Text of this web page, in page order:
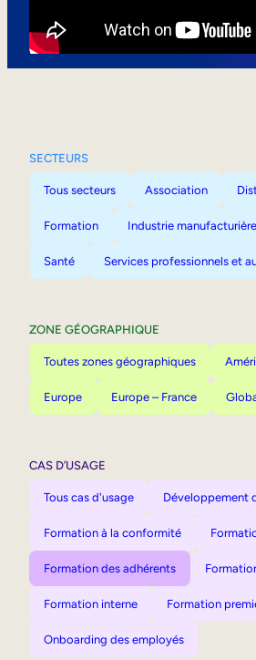
SECTEURS
Tous secteurs Association
Formation Industrie manufacturière
Santé Services professionnels et
ZONE GÉOGRAPHIQUE
Toutes zones géographiques
Europe Europe – France
CAS D’USAGE
Tous cas d'usage Développement
Formation à la conformité
Formation des adhérents
Formation interne Formation
Onboarding des employés